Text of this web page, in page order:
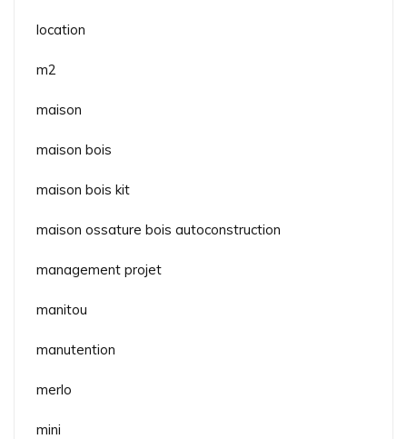
location
m2
maison
maison bois
maison bois kit
maison ossature bois autoconstruction
management projet
manitou
manutention
merlo
mini